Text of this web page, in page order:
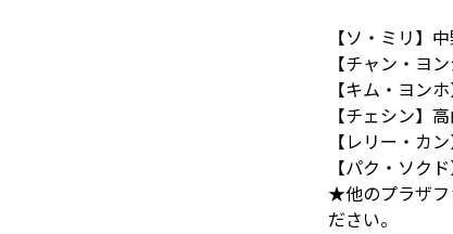
【ソ・ミリ】
【チャン・ヨ
【キム・ヨン
【チェシン】
【レリー・カ
【パク・ソク
★他のプラザフ
ださい。